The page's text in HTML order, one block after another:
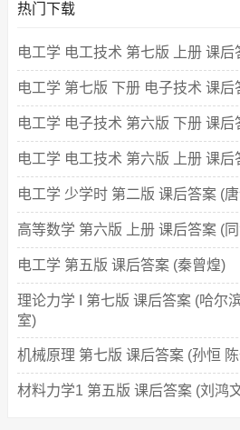
热门下载
电工学 电工技术 第七版 上册 课
电工学 第七版 下册 电子技术 课后
电工学 电子技术 第六版 下册 课后
电工学 电工技术 第六版 上册 课后
电工学 少学时 第二版 课后答案 (
高等数学 第六版 上册 课后答案 (
电工学 第五版 课后答案 (秦曾煌)
理论力学 I 第七版 课后答案 (哈尔
室)
机械原理 第七版 课后答案 (孙恒
材料力学1 第五版 课后答案 (刘鸿